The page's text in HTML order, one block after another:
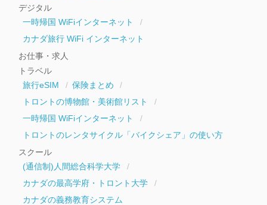
デジタル
一時帰国 WiFiインターネット
カナダ旅行 WiFi インターネット
お仕事・求人
トラベル
旅行eSIM
保険まとめ
トロントの博物館・美術館リスト
一時帰国 WiFiインターネット
トロントのレンタサイクル「バイクシェア」の使い方
スクール
(通信制)人間総合科学大学
カナダの最高学府・トロント大学
カナダの義務教育システム